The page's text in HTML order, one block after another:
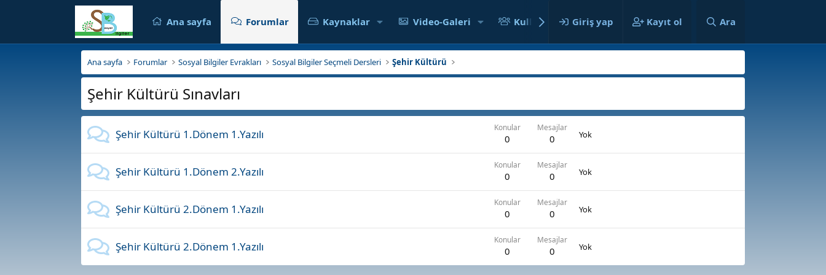
Ana sayfa Forumlar Kaynaklar Video-Galeri Kullanıcılar Giriş yap Kayıt ol Ara
Ana sayfa Forumlar Sosyal Bilgiler Evrakları Sosyal Bilgiler Seçmeli Dersleri Şehir Kültürü
Şehir Kültürü Sınavları
Şehir Kültürü 1.Dönem 1.Yazılı Konular
0
Mesajlar
0 Yok
Şehir Kültürü 1.Dönem 2.Yazılı Konular
0
Mesajlar
0 Yok
Şehir Kültürü 2.Dönem 1.Yazılı Konular
0
Mesajlar
0 Yok
Şehir Kültürü 2.Dönem 1.Yazılı Konular
0
Mesajlar
0 Yok